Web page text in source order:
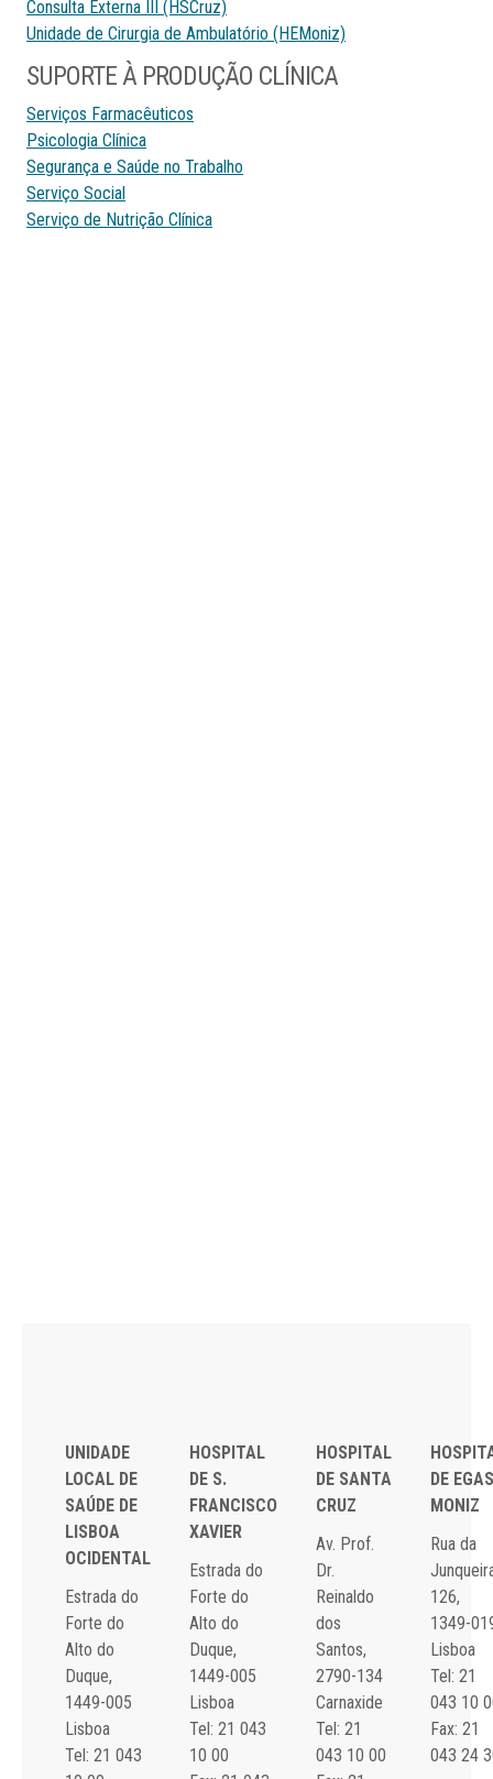
Consulta Externa III (HSCruz)
Unidade de Cirurgia de Ambulatório (HEMoniz)
SUPORTE À PRODUÇÃO CLÍNICA
Serviços Farmacêuticos
Psicologia Clínica
Segurança e Saúde no Trabalho
Serviço Social
Serviço de Nutrição Clínica
UNIDADE
LOCAL DE
SAÚDE DE
LISBOA
OCIDENTAL
Estrada do
Forte do
Alto do
Duque,
1449-005
Lisboa
Tel: 21 043
HOSPITAL
DE S.
FRANCISCO
XAVIER
Estrada do
Forte do
Alto do
Duque,
1449-005
Lisboa
Tel: 21 043
10 00
HOSPITAL
DE SANTA
CRUZ
Av. Prof.
Dr.
Reinaldo
dos
Santos,
2790-134
Carnaxide
Tel: 21
043 10 00
DE EGAS
MONIZ
Rua da
126,
1349-
Lisboa
Tel: 21
043 10
Fax: 21
043 24